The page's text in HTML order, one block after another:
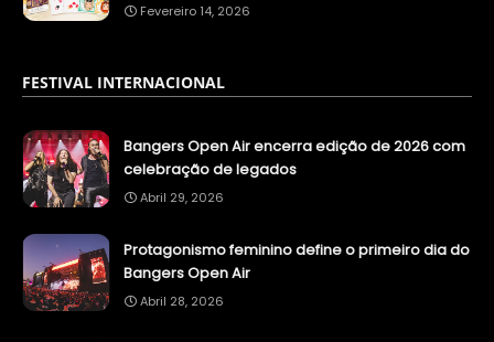
Fevereiro 14, 2026
FESTIVAL INTERNACIONAL
Bangers Open Air encerra edição de 2026 com
celebração de legados
Abril 29, 2026
Protagonismo feminino define o primeiro dia do
Bangers Open Air
Abril 28, 2026